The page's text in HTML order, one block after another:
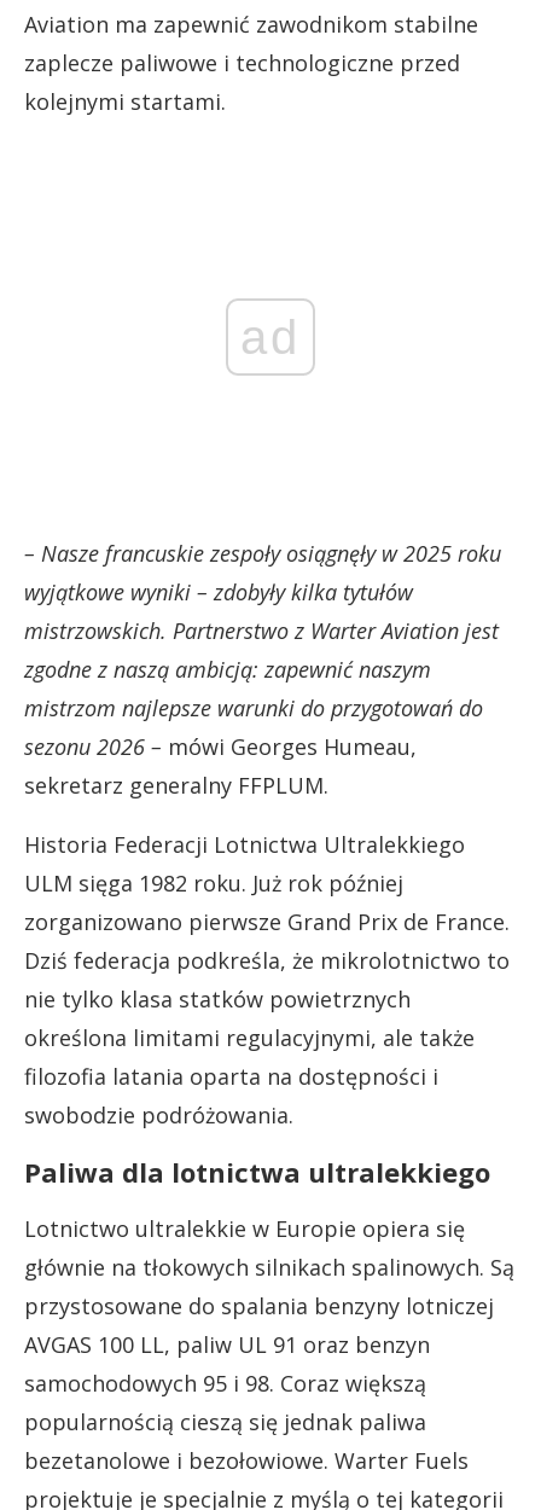
Aviation ma zapewnić zawodnikom stabilne
zaplecze paliwowe i technologiczne przed
kolejnymi startami.
ad
– Nasze francuskie zespoły osiągnęły w 2025 roku
wyjątkowe wyniki – zdobyły kilka tytułów
mistrzowskich. Partnerstwo z Warter Aviation jest
zgodne z naszą ambicją: zapewnić naszym
mistrzom najlepsze warunki do przygotowań do
sezonu 2026 – mówi Georges Humeau,
sekretarz generalny FFPLUM.
Historia Federacji Lotnictwa Ultralekkiego
ULM sięga 1982 roku. Już rok później
zorganizowano pierwsze Grand Prix de France.
Dziś federacja podkreśla, że mikrolotnictwo to
nie tylko klasa statków powietrznych
określona limitami regulacyjnymi, ale także
filozofia latania oparta na dostępności i
swobodzie podróżowania.
Paliwa dla lotnictwa ultralekkiego
Lotnictwo ultralekkie w Europie opiera się
głównie na tłokowych silnikach spalinowych. Są
przystosowane do spalania benzyny lotniczej
AVGAS 100 LL, paliw UL 91 oraz benzyn
samochodowych 95 i 98. Coraz większą
popularnością cieszą się jednak paliwa
bezetanolowe i bezołowiowe. Warter Fuels
projektuje je specjalnie z myślą o tej kategorii